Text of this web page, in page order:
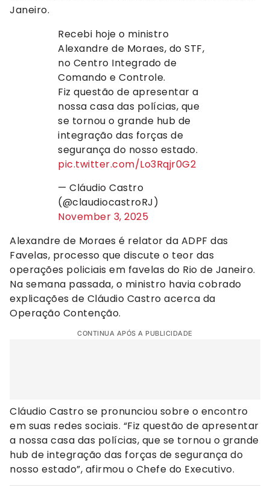
Janeiro.
Recebi hoje o ministro
Alexandre de Moraes, do STF,
no Centro Integrado de
Comando e Controle.
Fiz questão de apresentar a
nossa casa das polícias, que
se tornou o grande hub de
integração das forças de
segurança do nosso estado.
pic.twitter.com/Lo3Rqjr0G2
— Cláudio Castro
(@claudiocastroRJ)
November 3, 2025
Alexandre de Moraes é relator da ADPF das
Favelas, processo que discute o teor das
operações policiais em favelas do Rio de Janeiro.
Na semana passada, o ministro havia cobrado
explicações de Cláudio Castro acerca da
Operação Contenção.
CONTINUA APÓS A PUBLICIDADE
Cláudio Castro se pronunciou sobre o encontro
em suas redes sociais. “Fiz questão de apresentar
a nossa casa das polícias, que se tornou o grande
hub de integração das forças de segurança do
nosso estado”, afirmou o Chefe do Executivo.